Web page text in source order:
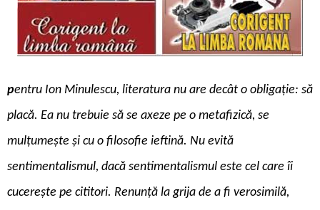
pentru Ion Minulescu, literatura nu are decât o obligație: să
placă. Ea nu trebuie să se axeze pe o metafizică, se
mulțumește și cu o filosofie ieftină. Nu evită
sentimentalismul, dacă sentimentalismul este cel care îi
cucerește pe cititori. Renunță la grija de a fi verosimilă,